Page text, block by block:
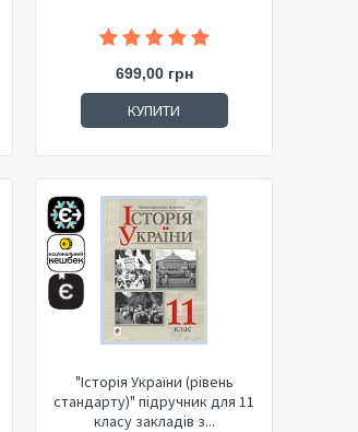
699,00 грн
КУПИТИ
"Історія України (рівень
стандарту)" підручник для 11
класу закладів з...